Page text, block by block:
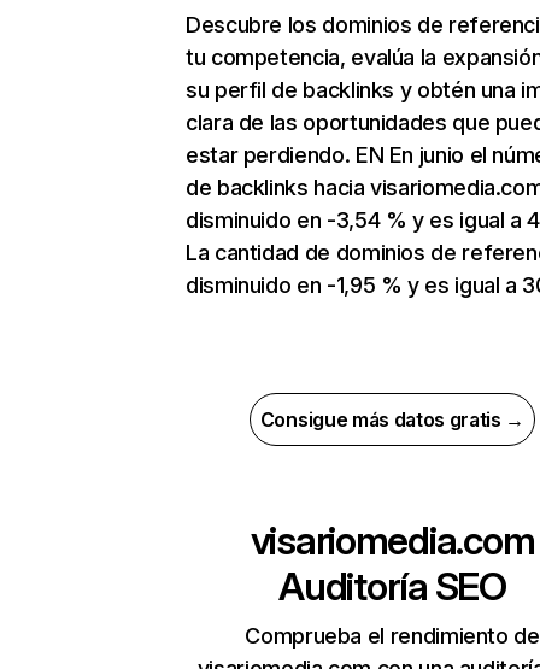
Descubre los dominios de
tu competencia, evalúa la
su perfil de backlinks y obtén una
clara de las oportunidades que
estar perdiendo. EN En junio el
de backlinks hacia
disminuido en -3,54 % y es igual a
La cantidad de dominios de
disminuido en -1,95 % y es igual a
Consigue más datos gratis →
visariomedia.com
Auditoría SEO
Comprueba el rendimiento de